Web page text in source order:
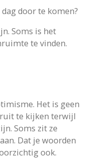
door te komen?
Soms is het
te vinden.
Het is geen
te kijken terwijl
Soms zit ze
Dat je woorden
ook.